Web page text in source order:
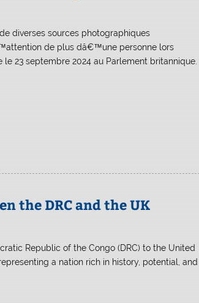
diverses sources photographiques
de plus dâ€™une personne lors
23 septembre 2024 au Parlement britannique.
the DRC and the UK
Republic of the Congo (DRC) to the United
a nation rich in history, potential, and